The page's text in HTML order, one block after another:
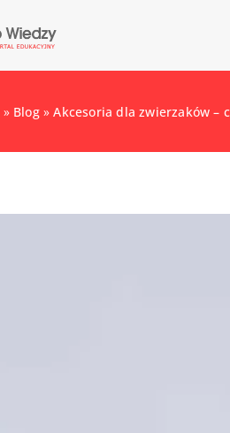
» Blog»Akcesoria dla zwierzaków –